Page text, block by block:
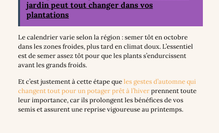
jardin peut tout changer dans vos
plantations
Le calendrier varie selon la région : semer tôt en octobre
dans les zones froides, plus tard en climat doux. L’essentiel
est de semer assez tôt pour que les plants s’endurcissent
avant les grands froids.
Et c’est justement à cette étape queles gestes d’automne qui
changent tout pour un potager prêt à l’hiverprennent toute
leur importance, car ils prolongent les bénéfices de vos
semis et assurent une reprise vigoureuse au printemps.